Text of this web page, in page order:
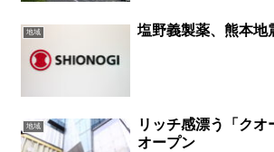
地域 塩野義製薬、熊本地
地域
リッチ感漂う「クオ
オープン